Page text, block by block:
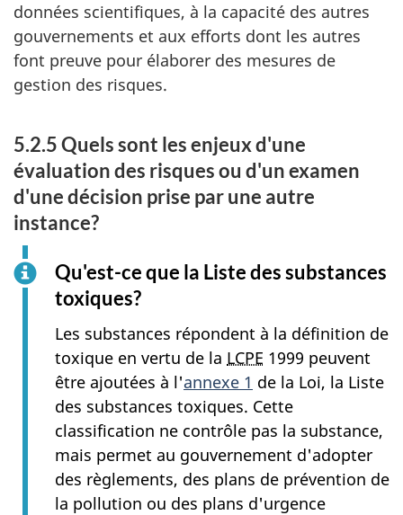
données scientifiques, à la capacité des autres
gouvernements et aux efforts dont les autres
font preuve pour élaborer des mesures de
gestion des risques.
5.2.5 Quels sont les enjeux d'une
évaluation des risques ou d'un examen
d'une décision prise par une autre
instance?
Qu'est-ce que la Liste des substances
toxiques?
Les substances répondent à la définition de
toxique en vertu de la LCPE 1999 peuvent
être ajoutées à l'annexe 1 de la Loi, la Liste
des substances toxiques. Cette
classification ne contrôle pas la substance,
mais permet au gouvernement d'adopter
des règlements, des plans de prévention de
la pollution ou des plans d'urgence